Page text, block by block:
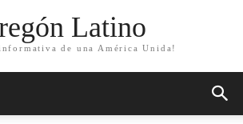
Latino
de una América Unida!